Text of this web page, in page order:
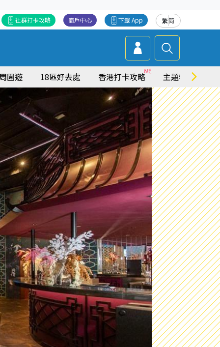
繁简
下載 App
商戶中心
社群打卡攻略
圍遊 18區好去處 香港打卡攻略 主題特集